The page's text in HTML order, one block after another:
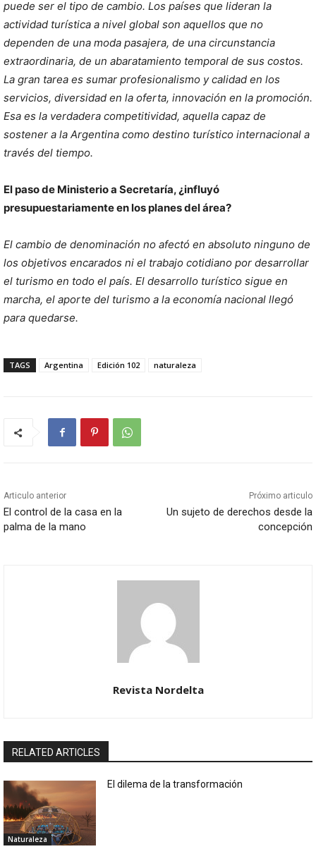
puede ser el tipo de cambio. Los países que lideran la
actividad turística a nivel global son aquellos que no
dependen de una moda pasajera, de una circunstancia
extraordinaria, de un abaratamiento temporal de sus costos.
La gran tarea es sumar profesionalismo y calidad en los
servicios, diversidad en la oferta, innovación en la promoción.
Esa es la verdadera competitividad, aquella capaz de
sostener a la Argentina como destino turístico internacional a
través del tiempo.
El paso de Ministerio a Secretaría, ¿influyó
presupuestariamente en los planes del área?
El cambio de denominación no afectó en absoluto ninguno de
los objetivos encarados ni el trabajo cotidiano por desarrollar
el turismo en todo el país. El desarrollo turístico sigue en
marcha, el aporte del turismo a la economía nacional llegó
para quedarse.
TAGS Argentina Edición 102 naturaleza
Articulo anterior
El control de la casa en la
palma de la mano
Próximo articulo
Un sujeto de derechos desde la
concepción
Revista Nordelta
RELATED ARTICLES
Naturaleza
El dilema de la transformación